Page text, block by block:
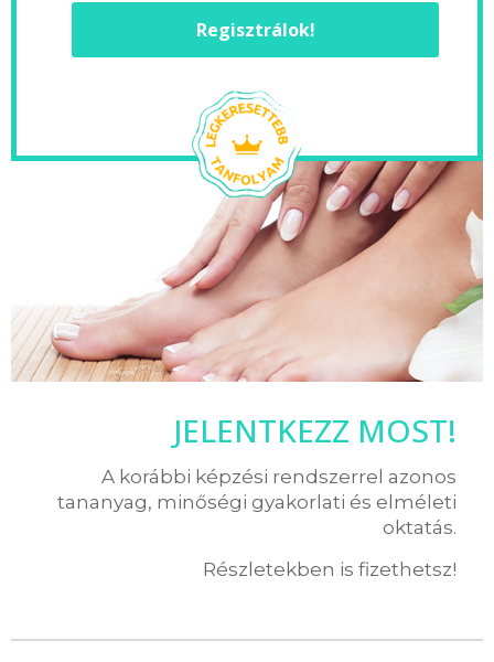
Regisztrálok!
JELENTKEZZ MOST!
A korábbi képzési rendszerrel azonos
tananyag, minőségi gyakorlati és elméleti
oktatás.
Részletekben is fizethetsz!